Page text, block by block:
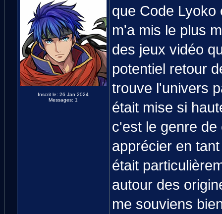
Inscrit le: 26 Jan 2024
Messages: 1
que Code Lyoko
m'a mis le plus
des jeux vidéo
potentiel retour
trouve l'univers
était mise si
c'est le genre
apprécier en
était
autour des
me souviens